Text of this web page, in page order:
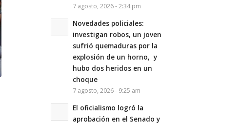
7 agosto, 2026 - 2:34 pm
Novedades policiales:
investigan robos, un joven
sufrió quemaduras por la
explosión de un horno, y
hubo dos heridos en un
choque
7 agosto, 2026 - 9:25 am
El oficialismo logró la
aprobación en el Senado y